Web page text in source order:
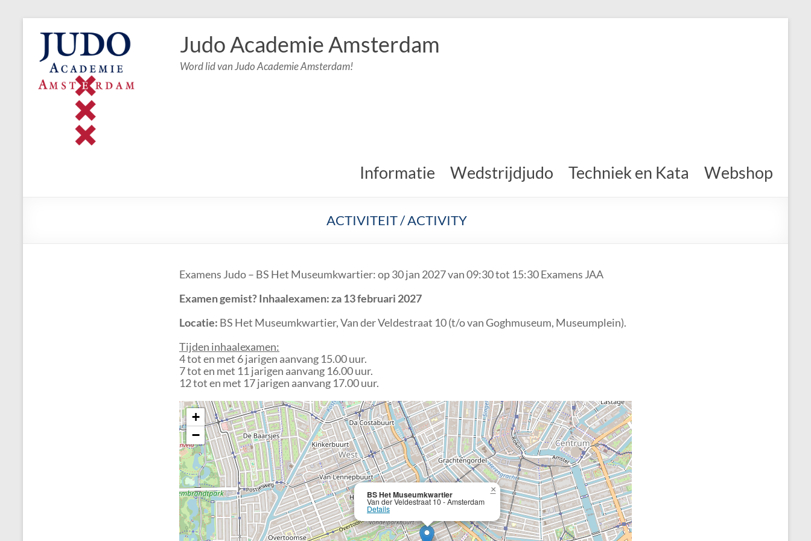
Judo Academie Amsterdam
Word lid van Judo Academie Amsterdam!
Informatie Wedstrijdjudo Techniek en Kata Webshop
ACTIVITEIT / ACTIVITY
Examens Judo – BS Het Museumkwartier: op 30 jan 2027 van 09:30 tot 15:30 Examens JAA
Examen gemist?Inhaalexamen: za 13 februari 2027
Locatie: BS Het Museumkwartier, Van der Veldestraat 10 (t/o van Goghmuseum, Museumplein).
Tijden inhaalexamen:
4 tot en met 6 jarigen aanvang 15.00 uur.
7 tot en met 11 jarigen aanvang 16.00 uur.
12 tot en met 17 jarigen aanvang 17.00 uur.
BS Het Museumkwartier
Van der Veldestraat 10 - Amsterdam
Details
×
+
−